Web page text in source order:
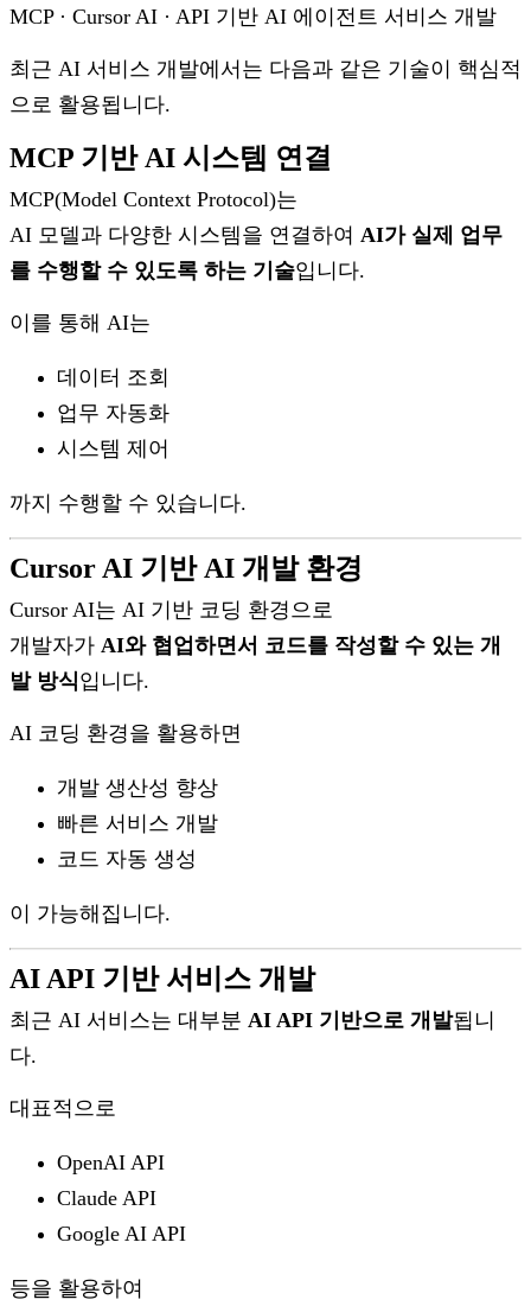
MCP · Cursor AI · API 기반 AI 에이전트 서비스 개발
최근 AI 서비스 개발에서는 다음과 같은 기술이 핵심적
으로 활용됩니다.
MCP 기반 AI 시스템 연결
MCP(Model Context Protocol)는
AI 모델과 다양한 시스템을 연결하여 AI가 실제 업무
를 수행할 수 있도록 하는 기술입니다.
이를 통해 AI는
데이터 조회
업무 자동화
시스템 제어
까지 수행할 수 있습니다.
Cursor AI 기반 AI 개발 환경
Cursor AI는 AI 기반 코딩 환경으로
개발자가 AI와 협업하면서 코드를 작성할 수 있는 개
발 방식입니다.
AI 코딩 환경을 활용하면
개발 생산성 향상
빠른 서비스 개발
코드 자동 생성
이 가능해집니다.
AI API 기반 서비스 개발
최근 AI 서비스는 대부분 AI API 기반으로 개발됩니
다.
대표적으로
OpenAI API
Claude API
Google AI API
등을 활용하여